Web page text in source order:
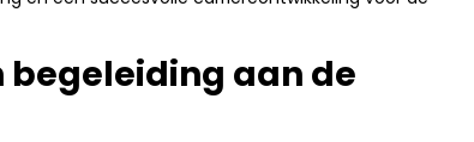
begeleiding aan de